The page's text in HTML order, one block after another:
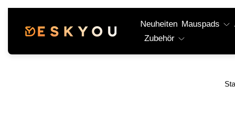
Laden-
Logo"
Neuheiten Mauspads
Zubehör